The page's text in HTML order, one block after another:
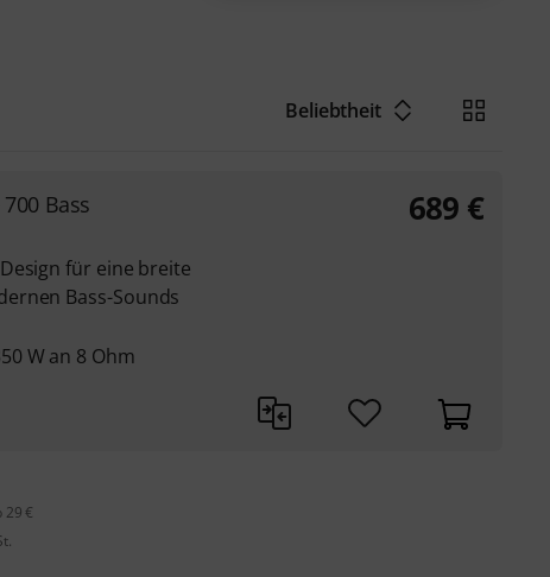
Beliebtheit
Bass
für eine breite
Bass-Sounds
W an 8 Ohm
689 €
29 €